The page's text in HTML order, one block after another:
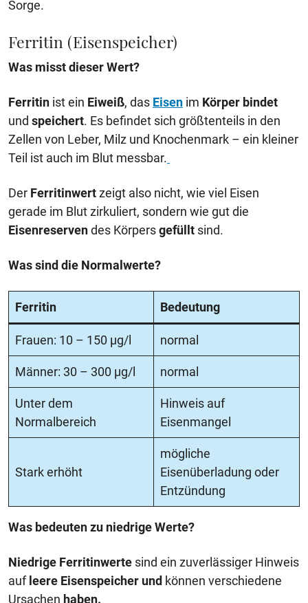
Sorge.
Ferritin (Eisenspeicher)
Was misst dieser Wert?
Ferritin ist ein Eiweiß, das Eisen im Körper bindet
und speichert. Es befindet sich größtenteils in den
Zellen von Leber, Milz und Knochenmark – ein kleiner
Teil ist auch im Blut messbar.
Der Ferritinwertzeigt also nicht, wie viel Eisen
gerade im Blut zirkuliert, sondern wie gut die
Eisenreservendes Körpersgefüllt sind.
Was sind die Normalwerte?
Ferritin Bedeutung
Frauen: 10 – 150 µg/l normal
Männer: 30 – 300 µg/l normal
Unter dem
Normalbereich
Hinweis auf
Eisenmangel
Stark erhöht
mögliche
Eisenüberladung oder
Entzündung
Was bedeuten zu niedrige Werte?
Niedrige Ferritinwerte sind ein zuverlässiger Hinweis
auf leere Eisenspeicher und können verschiedene
Ursachen haben.